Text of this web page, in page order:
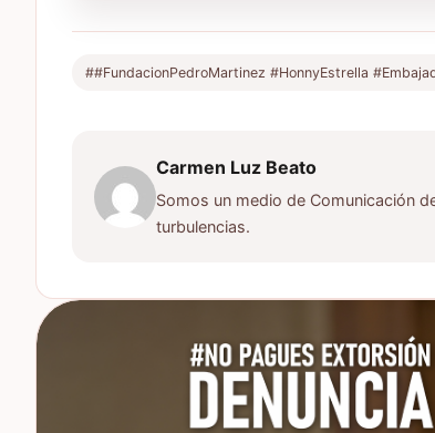
##FundacionPedroMartinez #HonnyEstrella
Carmen Luz Beato
Somos un medio de Comunicación
turbulencias.